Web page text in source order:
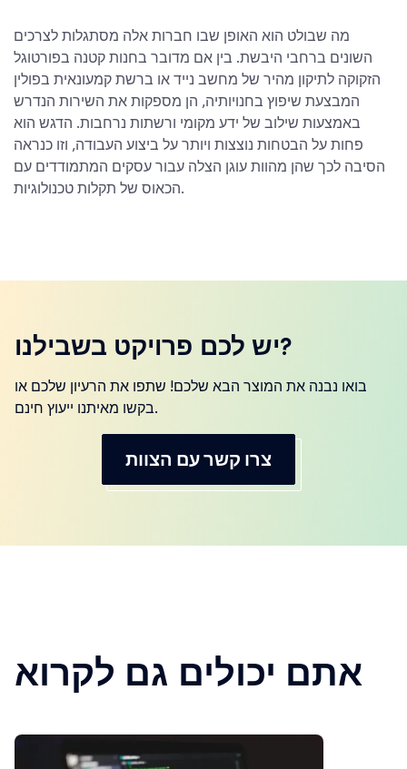
מה שבולט הוא האופן שבו חברות אלה מסתגלות לצרכים
השונים ברחבי היבשת. בין אם מדובר בחנות קטנה בפורטוגל
הזקוקה לתיקון מהיר של מחשב נייד או ברשת קמעונאית בפולין
המבצעת שיפוץ בחנויותיה, הן מספקות את השירות הנדרש
באמצעות שילוב של ידע מקומי ורשתות נרחבות. הדגש הוא
פחות על הבטחות נוצצות ויותר על ביצוע העבודה, וזו כנראה
הסיבה לכך שהן מהוות עוגן הצלה עבור עסקים המתמודדים עם
הכאוס של תקלות טכנולוגיות.
יש לכם פרויקט בשבילנו?
בואו נבנה את המוצר הבא שלכם! שתפו את הרעיון שלכם או
בקשו מאיתנו ייעוץ חינם.
צרו קשר עם הצוות
אתם יכולים גם לקרוא